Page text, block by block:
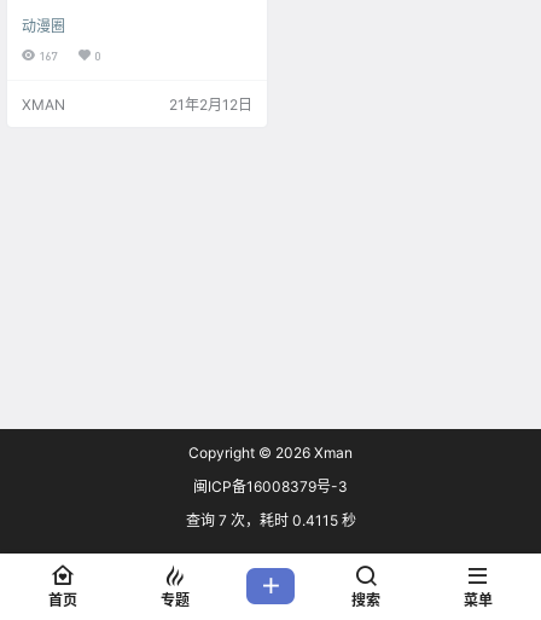
名为《BLUE REFLECTION RAY/
澪》，2021年4月放送。 CAST 平
『BLUE REFLECTION 幻舞少女之
动漫圈
167 0
XMAN 21年2月12日
Copyright © 2026 Xman
闽ICP备16008379号-3
查询 7 次，耗时 0.4115 秒
首页 专题 搜索 菜单